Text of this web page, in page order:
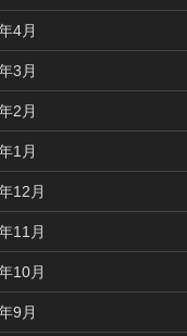
4月
3月
2月
1月
12月
11月
10月
9月